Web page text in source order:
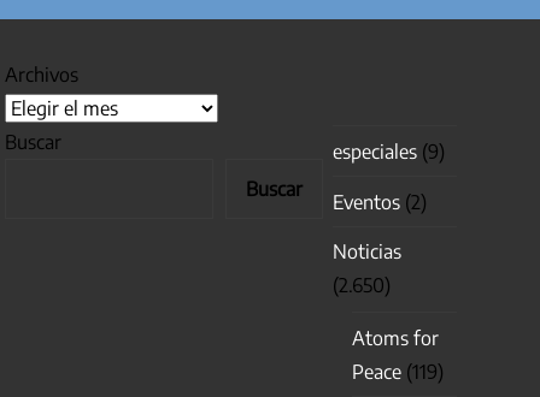
Archivos
Buscar
Buscar
especiales (9)
Eventos (2)
Noticias
(2.650)
Atoms for
Peace (119)